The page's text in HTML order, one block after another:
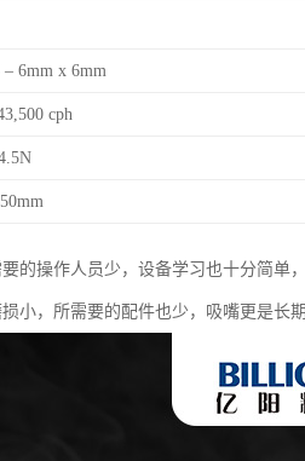
– 6mm x 6mm
cph
的操作人员少，设备学习也十分简
小，所需要的配件也少，吸嘴更是长